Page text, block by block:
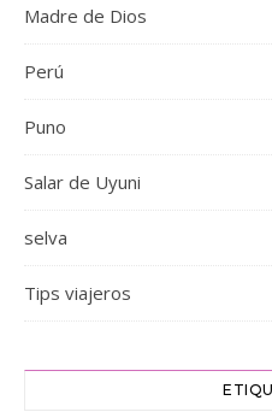
Madre de Dios
Perú
Puno
Salar de Uyuni
selva
Tips viajeros